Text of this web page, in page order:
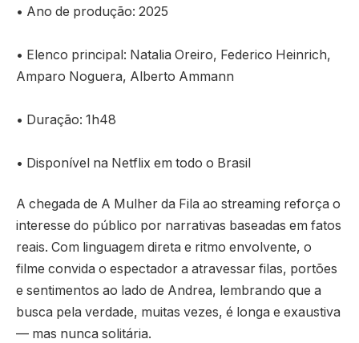
• Ano de produção: 2025
• Elenco principal: Natalia Oreiro, Federico Heinrich,
Amparo Noguera, Alberto Ammann
• Duração: 1h48
• Disponível na Netflix em todo o Brasil
A chegada de A Mulher da Fila ao streaming reforça o
interesse do público por narrativas baseadas em fatos
reais. Com linguagem direta e ritmo envolvente, o
filme convida o espectador a atravessar filas, portões
e sentimentos ao lado de Andrea, lembrando que a
busca pela verdade, muitas vezes, é longa e exaustiva
— mas nunca solitária.